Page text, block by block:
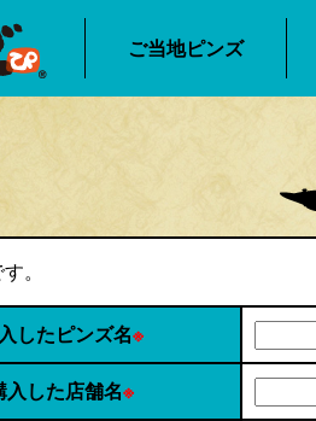
ご当地ピンズ
。
したピンズ名※
入した店舗名※